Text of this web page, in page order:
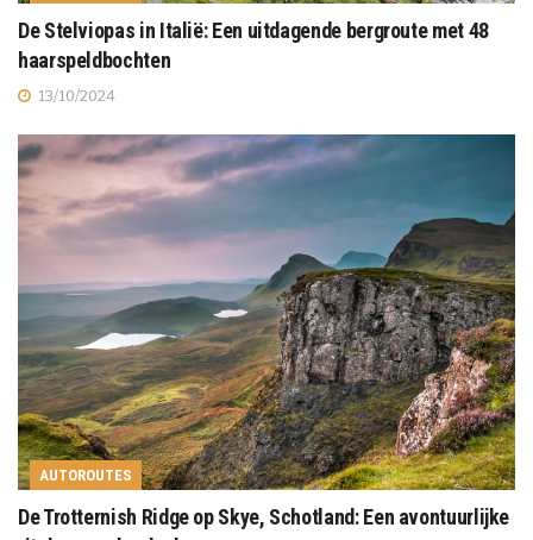
De Stelviopas in Italië: Een uitdagende bergroute met 48
haarspeldbochten
13/10/2024
AUTOROUTES
De Trotternish Ridge op Skye, Schotland: Een avontuurlijke